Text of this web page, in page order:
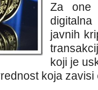
Za one
javnih
koji je
koja